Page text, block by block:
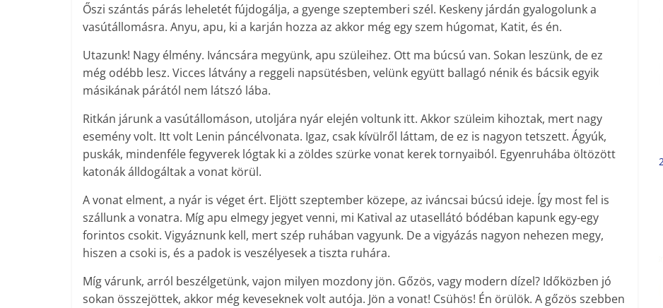
Őszi szántás párás leheletét fújdogálja, a gyenge szeptemberi szél. Keskeny járdán gyalogolunk a
vasútállomásra. Anyu, apu, ki a karján hozza az akkor még egy szem húgomat, Katit, és én.
Utazunk! Nagy élmény. Iváncsára megyünk, apu szüleihez. Ott ma búcsú van. Sokan leszünk, de ez
még odébb lesz. Vicces látvány a reggeli napsütésben, velünk együtt ballagó nénik és bácsik egyik
másikának párától nem látszó lába.
Ritkán járunk a vasútállomáson, utoljára nyár elején voltunk itt. Akkor szüleim kihoztak, mert nagy
esemény volt. Itt volt Lenin páncél­vonata. Igaz, csak kívülről láttam, de ez is nagyon tetszett. Ágyúk,
puskák, mindenféle fegyverek lógtak ki a zöldes szürke vonat kerek tornyaiból. Egyen­ruhába öltözött
katonák álldogáltak a vonat körül.
A vonat elment, a nyár is véget ért. Eljött szeptember közepe, az iváncsai búcsú ideje. Így most fel is
szállunk a vonatra. Míg apu elmegy jegyet venni, mi Katival az utasellátó bódéban kapunk egy-egy
forintos csokit. Vigyáznunk kell, mert szép ruhában vagyunk. De a vigyázás nagyon nehezen megy,
hiszen a csoki is, és a padok is veszélyesek a tiszta ruhára.
Míg várunk, arról beszélgetünk, vajon milyen mozdony jön. Gőzös, vagy modern dízel? Időközben jó
sokan összejöttek, akkor még keveseknek volt autója. Jön a vonat! Csühös! Én örülök. A gőzös szebben